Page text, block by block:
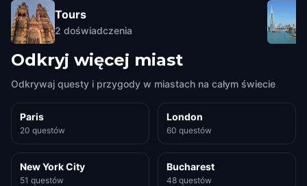
Tours
2 doświadczenia
Odkryj więcej miast
Odkrywaj questy i przygody w miastach na całym świecie
Paris
20 questów
London
60 questów
New York City
51 questów
Bucharest
48 questów